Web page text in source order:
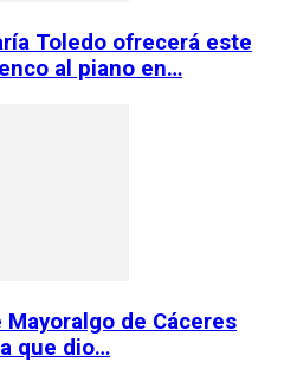
Toledo ofrecerá este
al piano en…
Mayoralgo de Cáceres
que dio…